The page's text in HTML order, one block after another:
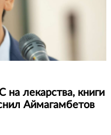
лекарства, книги
Аймагамбетов